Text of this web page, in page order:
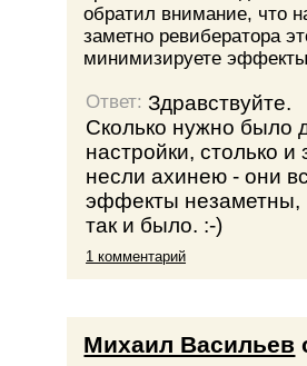
обратил внимание, что
заметно ревибератора
минимизируете
Ответ:Здравствуйте.
Сколько нужно было
настройки, столько
несли ахинею - они
эффекты незаметны,
так и было. :-)
1 комментарий
Михаил Васильев